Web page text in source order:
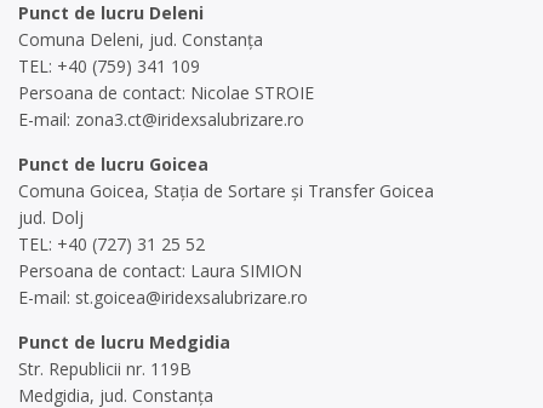
Punct de lucru Deleni
Comuna Deleni, jud. Constanța
TEL: +40 (759) 341 109
Persoana de contact: Nicolae STROIE
E-mail: zona3.ct@iridexsalubrizare.ro
Punct de lucru Goicea
Comuna Goicea, Stația de Sortare și Transfer Goicea
jud. Dolj
TEL: +40 (727) 31 25 52
Persoana de contact: Laura SIMION
E-mail: st.goicea@iridexsalubrizare.ro
Punct de lucru Medgidia
Str. Republicii nr. 119B
Medgidia, jud. Constanța